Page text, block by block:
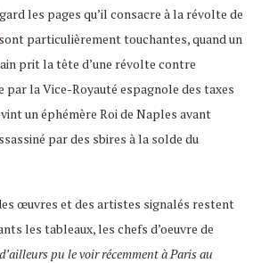
les pages qu’il consacre à la révolte de
sont particulièrement touchantes, quand un
prit la tête d’une révolte contre
par la Vice-Royauté espagnole des taxes
un éphémère Roi de Naples avant
par des sbires à la solde du
œuvres et des artistes signalés restent
les tableaux, les chefs d’oeuvre de
pu le voir récemment à Paris au